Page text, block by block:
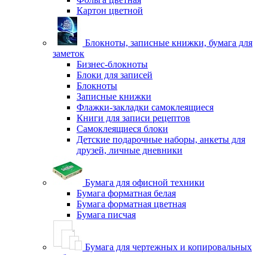
Картон цветной
Блокноты, записные книжки, бумага для
заметок
Бизнес-блокноты
Блоки для записей
Блокноты
Записные книжки
Флажки-закладки самоклеящиеся
Книги для записи рецептов
Самоклеящиеся блоки
Детские подарочные наборы, анкеты для
друзей, личные дневники
Бумага для офисной техники
Бумага форматная белая
Бумага форматная цветная
Бумага писчая
Бумага для чертежных и копировальных